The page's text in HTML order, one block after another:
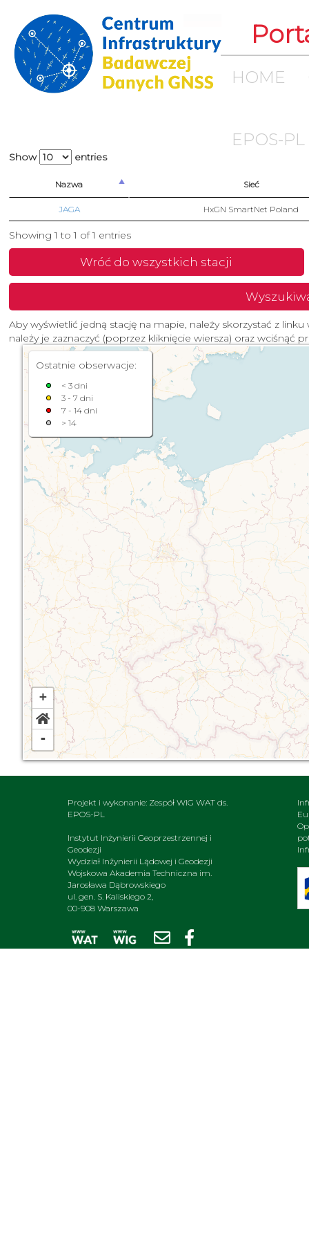
HOME
EPOS-PL
Show entries
Nazwa Sieć
JAGA HxGN SmartNet Poland
Showing 1 to 1 of 1 entries
Wróć do wszystkich stacji
Aby wyświetlić jedną stację na mapie, należy skorzystać z
należy je zaznaczyć (poprzez kliknięcie wiersza) oraz wciśnąć
Ostatnie obserwacje:
< 3 dni
3 - 7 dni
7 - 14 dni
> 14
+
-
Projekt i wykonanie: Zespół WIG WAT ds.
EPOS-PL
Instytut Inżynierii Geoprzestrzennej i
Geodezji
Wydział Inżynierii Lądowej i Geodezji
Wojskowa Akademia Techniczna im.
Jarosława Dąbrowskiego
ul. gen. S. Kaliskiego 2,
00-908 Warszawa